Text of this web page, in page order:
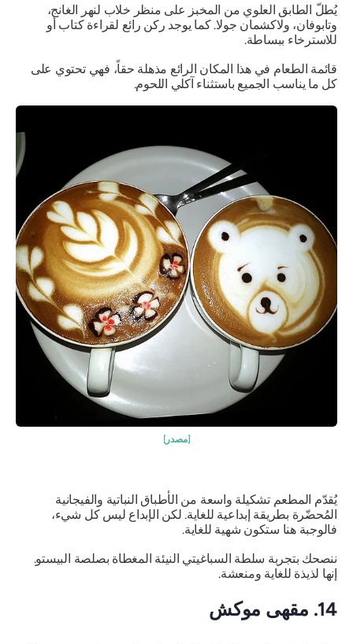
يُطلّ الطابق العلوي من المخبز على منظر خلاب لنهر الغانج،
وتابوفان، ولاكشمان جولا. كما يوجد ركن رائع لقراءة كتاب أو
للاسترخاء ببساطة.
قائمة الطعام في هذا المكان الرائع مذهلة حقاً، فهي تحتوي على
كل ما يناسب الجميع باستثناء آكلي اللحوم.
[مصدر]
يُقدّم المطعم تشكيلة واسعة من الأطباق النباتية والفيجانية
المُحضّرة بطريقة إبداعية للغاية. لكن الإبداع ليس كل شيء،
فالوجبة هنا ستكون شهية للغاية.
ننصحك بتجربة سلطة السباغيتي النيئة المغطاة بصلصة البيستو.
إنها لذيذة للغاية ومنعشة.
14. مقهى موكش